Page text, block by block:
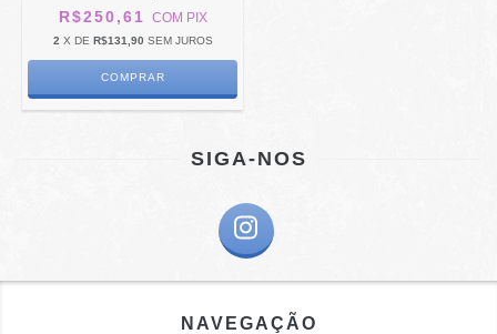
R$250,61 COM PIX
2 X DE R$131,90 SEM JUROS
SIGA-NOS
NAVEGAÇÃO